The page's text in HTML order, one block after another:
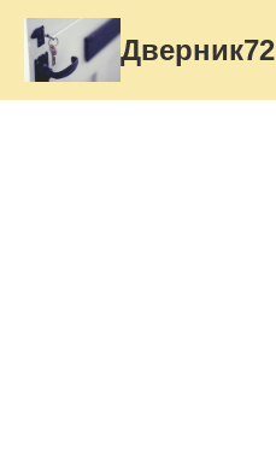
Дверник72